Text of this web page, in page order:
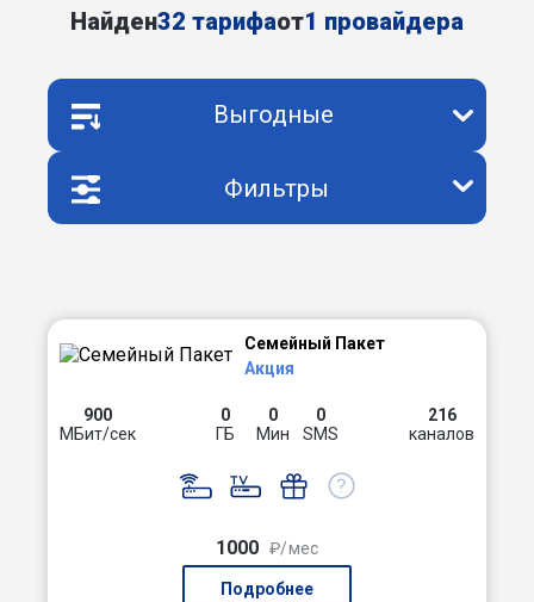
Найден32 тарифаот1 провайдера
Выгодные
Фильтры
Семейный Пакет
Акция
900
МБит/сек
0
ГБ
0
Мин
0
SMS
216
каналов
1000 ₽/мес
Подробнее